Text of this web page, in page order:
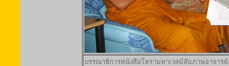
บรรณาธิการหนังสือโหรามหาเวสม์สัมภาษอาจาร